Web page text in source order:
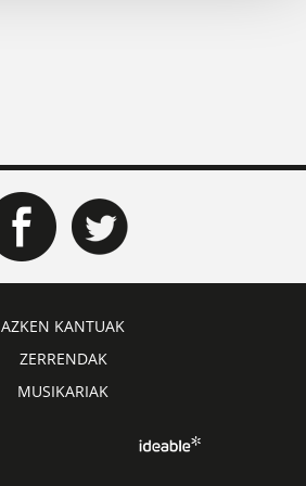
AZKEN KANTUAK
ZERRENDAK
MUSIKARIAK